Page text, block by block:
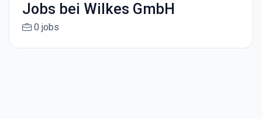
Jobs bei Wilkes GmbH
0 jobs